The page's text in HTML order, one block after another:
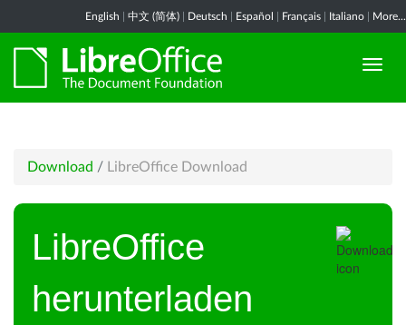
English 中文 (简体) Deutsch Español Français Italiano More...
Download / LibreOffice Download
LibreOffice
herunterladen